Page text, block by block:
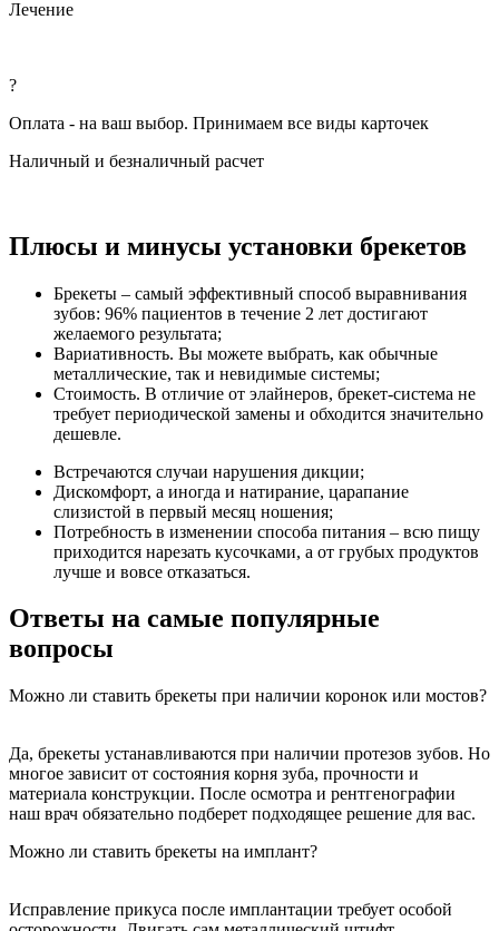
Лечение
?
Оплата - на ваш выбор. Принимаем все виды карточек
Наличный и безналичный расчет
Плюсы и минусы установки брекетов
Брекеты – самый эффективный способ выравнивания
зубов: 96% пациентов в течение 2 лет достигают
желаемого результата;
Вариативность. Вы можете выбрать, как обычные
металлические, так и невидимые системы;
Стоимость. В отличие от элайнеров, брекет-система не
требует периодической замены и обходится значительно
дешевле.
Встречаются случаи нарушения дикции;
Дискомфорт, а иногда и натирание, царапание
слизистой в первый месяц ношения;
Потребность в изменении способа питания – всю пищу
приходится нарезать кусочками, а от грубых продуктов
лучше и вовсе отказаться.
Ответы на самые популярные
вопросы
Можно ли ставить брекеты при наличии коронок или мостов?
Да, брекеты устанавливаются при наличии протезов зубов. Но
многое зависит от состояния корня зуба, прочности и
материала конструкции. После осмотра и рентгенографии
наш врач обязательно подберет подходящее решение для вас.
Можно ли ставить брекеты на имплант?
Исправление прикуса после имплантации требует особой